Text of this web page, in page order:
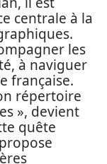
centrale à la
les
à naviguer
française.
répertoire
», devient
quête